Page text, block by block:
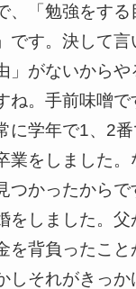
、「勉強をす
です。決して言
」がないから
ね。手前味噌で
に学年で1、2
業をしました
つかったからで
をしました。父
を背負ったこと
しそれがきっか